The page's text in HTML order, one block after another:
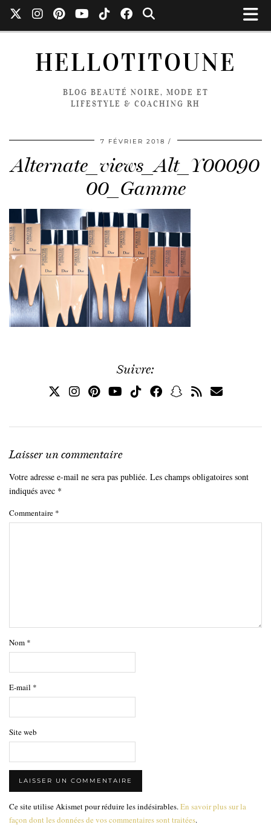
HELLOTITOUNE
BLOG BEAUTÉ NOIRE, MODE ET
LIFESTYLE & COACHING RH
7 FÉVRIER 2018
Alternate_views_Alt_Y00090
00_Gamme
Suivre:
Laisser un commentaire
Votre adresse e-mail ne sera pas publiée. Les champs obligatoires sont
indiqués avec *
Commentaire *
Nom *
E-mail *
Site web
Ce site utilise Akismet pour réduire les indésirables. En savoir plus sur la
façon dont les données de vos commentaires sont traitées.